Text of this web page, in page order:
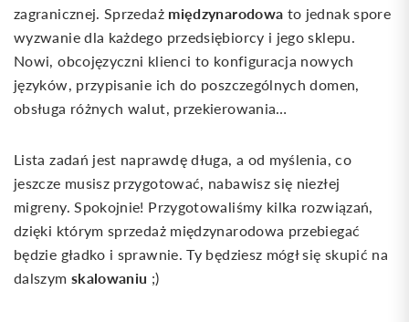
zagranicznej. Sprzedaż międzynarodowa to jednak spore
wyzwanie dla każdego przedsiębiorcy i jego sklepu.
Nowi, obcojęzyczni klienci to konfiguracja nowych
języków, przypisanie ich do poszczególnych domen,
obsługa różnych walut, przekierowania…
Lista zadań jest naprawdę długa, a od myślenia, co
jeszcze musisz przygotować, nabawisz się niezłej
migreny. Spokojnie! Przygotowaliśmy kilka rozwiązań,
dzięki którym sprzedaż międzynarodowa przebiegać
będzie gładko i sprawnie. Ty będziesz mógł się skupić na
dalszym skalowaniu ;)